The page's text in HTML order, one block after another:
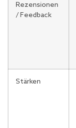
Rezensionen
/ Feedback
Stärken